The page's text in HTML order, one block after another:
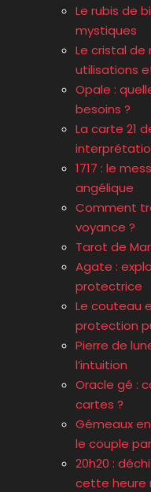
Le rubis de
mystiques
Le cristal de
utilisations
Opale :
besoins ?
La carte 21
1717 : le
angélique
Comment
voyance ?
Tarot de
Agate :
protectrice
Le couteau
protection
Pierre de
l’intuition
Oracle gé :
cartes ?
Gémeaux
le couple
20h20 :
cette heure